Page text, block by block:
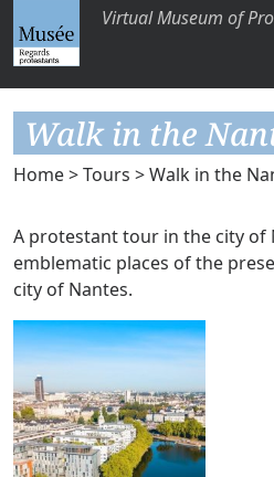
Virtual Museum of
Walk in the
Home>Tours > Walk in the
A protestant tour in the city of
emblematic places of the
city of Nantes.